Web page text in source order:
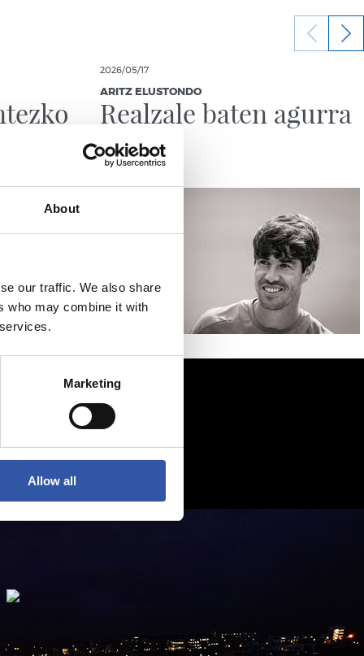
About
our traffic. We also share
who may combine it with
Marketing
Allow all
2026/05/17
ARITZ ELUSTONDO
Realzale baten agurra